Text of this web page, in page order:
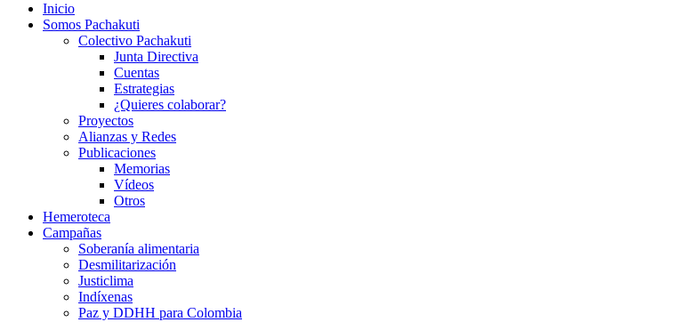
Inicio
Somos Pachakuti
Colectivo Pachakuti
Junta Directiva
Cuentas
Estrategias
¿Quieres colaborar?
Proyectos
Alianzas y Redes
Publicaciones
Memorias
Vídeos
Otros
Hemeroteca
Campañas
Soberanía alimentaria
Desmilitarización
Justiclima
Indíxenas
Paz y DDHH para Colombia